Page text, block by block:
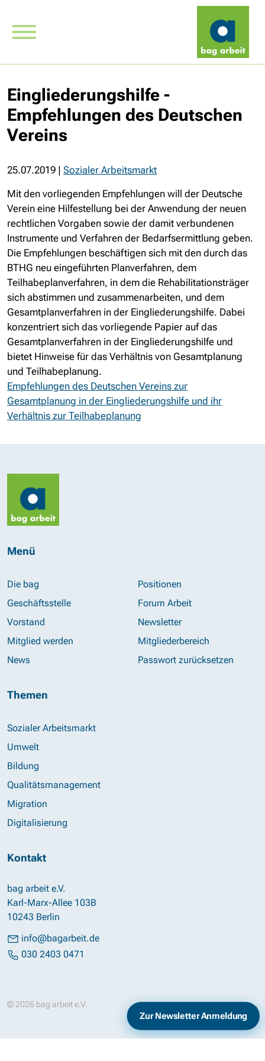
Eingliederungshilfe -
Empfehlungen des Deutschen
Ver­eins
25.07.2019 | Sozialer Arbeitsmarkt
Mit den vorliegenden Empfehlungen will der Deutsche
Verein eine Hilfestellung bei der Anwendung der neuen
rechtlichen Vorgaben sowie der damit verbundenen
Instrumente und Verfahren der Bedarfsermittlung geben.
Die Empfehlungen beschäftigen sich mit den durch das
BTHG neu eingeführten Planverfahren, dem
Teilhabeplanverfahren, in dem die Rehabilitationsträger
sich abstimmen und zusammenarbeiten, und dem
Gesamtplanverfahren in der Eingliederungshilfe. Dabei
konzentriert sich das vorliegende Papier auf das
Gesamtplanverfahren in der Eingliederungshilfe und
bietet Hinweise für das Verhältnis von Gesamtplanung
und Teilhabeplanung.
Empfehlungen des Deutschen Vereins zur
Gesamtplanung in der Eingliederungshilfe und ihr
Verhältnis zur Teilhabeplanung
Menü
Die bag
Geschäftsstelle
Vorstand
Mitglied werden
News
Positionen
Forum Arbeit
Newsletter
Mitgliederbereich
Passwort zurücksetzen
Themen
Sozialer Arbeitsmarkt
Umwelt
Bildung
Qualitätsmanagement
Migration
Digitalisierung
Kontakt
bag arbeit e.V.
Karl-Marx-Allee 103B
10243 Berlin
info@bagarbeit.de
030 2403 0471
© 2026 bag arbeit e.V. Datenschutz
Zur Newsletter Anmeldung